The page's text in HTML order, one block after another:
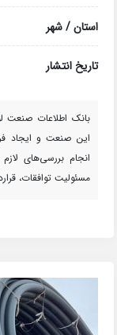
استان / شهر
تاریخ انتشار
بانک اطلاعات صنعت
این صنعت و ایجاد
انجام بررسی‌های
مسئولیت توافقات،